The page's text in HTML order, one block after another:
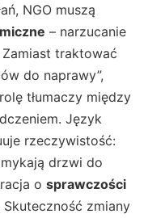
NGO muszą
– narzucanie
traktować
do naprawy”,
tłumaczy między
Język
rzeczywistość:
drzwi do
o sprawczości
zmiany